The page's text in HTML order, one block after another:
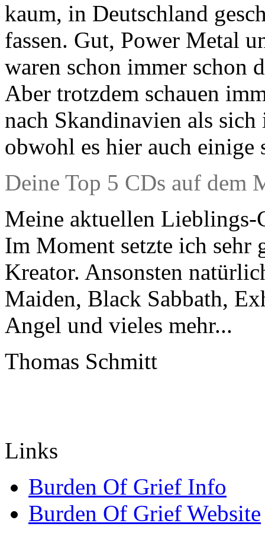
kaum, in Deutschland
fassen. Gut, Power Metal
waren schon immer schon
Aber trotzdem schauen
nach Skandinavien als
obwohl es hier auch einige
Deine Top 5 CDs auf dem
Meine aktuellen Lieblings-
Im Moment setzte ich sehr
Kreator. Ansonsten
Maiden, Black Sabbath,
Angel und vieles mehr...
Thomas Schmitt
Links
Burden Of Grief Info
Burden Of Grief Website